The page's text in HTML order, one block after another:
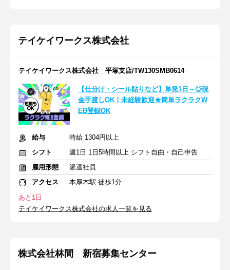
テイケイワークス株式会社
テイケイワークス株式会社 平塚支店/TW130SMB0614
【仕分け・シール貼りなど】単発1日～◎現
金手渡しOK！未経験歓迎★簡単ラクラクW
EB登録OK
給与
時給 1304円以上
シフト
週1日 1日5時間以上 シフト自由・自己申告
雇用形態
派遣社員
アクセス
本厚木駅 徒歩1分
あと1日
テイケイワークス株式会社の求人一覧を見る
株式会社林間 新宿募集センター